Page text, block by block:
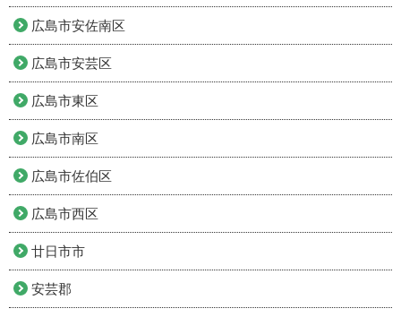
広島市安佐南区
広島市安芸区
広島市東区
広島市南区
広島市佐伯区
広島市西区
廿日市市
安芸郡